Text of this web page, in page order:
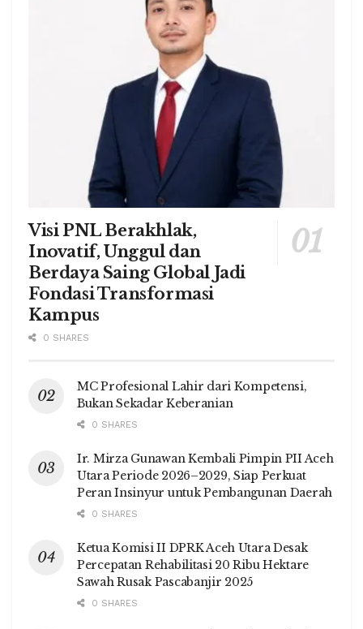
Visi PNL Berakhlak,
Inovatif, Unggul dan
Berdaya Saing Global Jadi
Fondasi Transformasi
Kampus
0 SHARES
MC Profesional Lahir dari Kompetensi,
Bukan Sekadar Keberanian
0 SHARES
Ir. Mirza Gunawan Kembali Pimpin PII Aceh
Utara Periode 2026–2029, Siap Perkuat
Peran Insinyur untuk Pembangunan Daerah
0 SHARES
Ketua Komisi II DPRK Aceh Utara Desak
Percepatan Rehabilitasi 20 Ribu Hektare
Sawah Rusak Pascabanjir 2025
0 SHARES